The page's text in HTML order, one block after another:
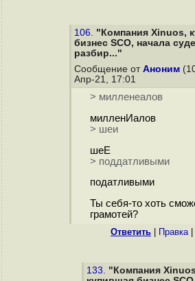
106. "Компания Xinuos,
бизнес SCO, начала
разбир..."
Сообщение от Аноним
Апр-21, 17:01
> милленеалов
милленИалов
> шеи
шеЕ
> поддатливыми
податливыми
Ты себя-то хоть
грамотей?
Ответить Правка|
133. "Компания